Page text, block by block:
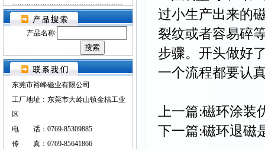
产品名称:
东莞市裕峰磁业有限公司
工厂地址：东莞市大岭山镇金桔工业
区
电 话：0769-85309885
传 真：0769-85641866
过小生产出来的
裂纹或者容易碎
步骤。开头做好
一个流程都要认
上一篇:磁环涂装
下一篇:磁环退磁